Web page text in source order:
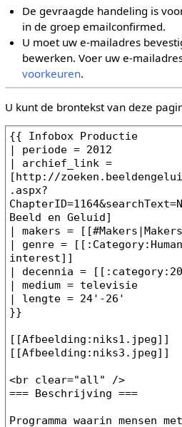
De gevraagde handeling is
in de groep emailconfirmed.
U moet uw e-mailadres
bewerken. Voer uw e-
voorkeuren.
U kunt de brontekst van deze